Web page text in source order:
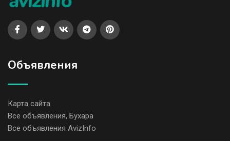
Объявления
Карта сайта
Все объявления, Бухара
Все объявления AvizInfo